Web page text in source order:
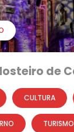
de
CULTURA
TURISMO